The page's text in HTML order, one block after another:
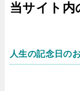
当サイト内
人生の記念日の